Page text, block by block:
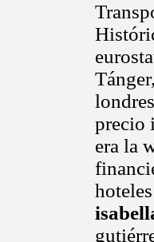
precio
era la